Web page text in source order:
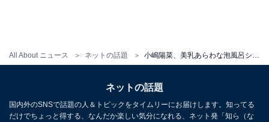
All About ニュース ネットの話題
ネットの話題
国内外のSNSで話題の人＆トピックをタイムリーにお届けします。知ってる
だけでちょっと得する、なんだか楽しい気分になれる、ネット発「知ら（な